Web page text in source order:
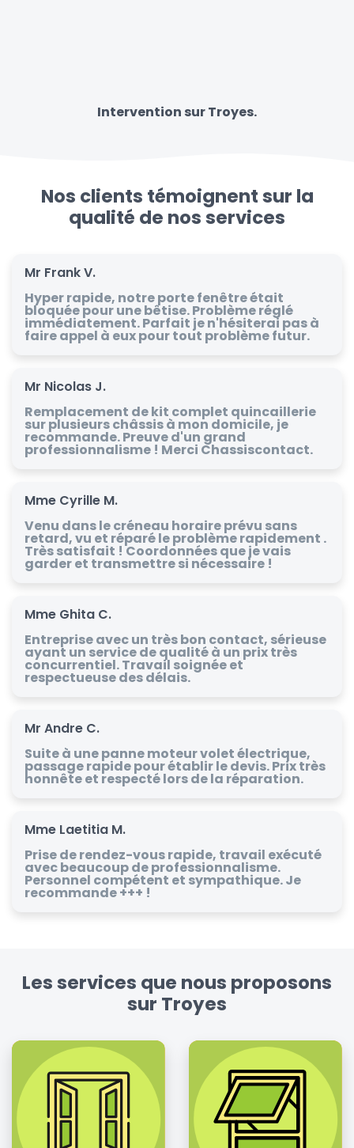
Intervention sur Troyes.
Nos clients témoignent sur la
qualité de nos services
Mr Frank V.
Hyper rapide, notre porte fenêtre était
bloquée pour une bêtise. Problème réglé
immédiatement. Parfait je n'hésiterai pas à
faire appel à eux pour tout problème futur.
Mr Nicolas J.
Remplacement de kit complet quincaillerie
sur plusieurs châssis à mon domicile, je
recommande. Preuve d'un grand
professionnalisme ! Merci Chassiscontact.
Mme Cyrille M.
Venu dans le créneau horaire prévu sans
retard, vu et réparé le problème rapidement .
Très satisfait ! Coordonnées que je vais
garder et transmettre si nécessaire !
Mme Ghita C.
Entreprise avec un très bon contact, sérieuse
ayant un service de qualité à un prix très
concurrentiel. Travail soignée et
respectueuse des délais.
Mr Andre C.
Suite à une panne moteur volet électrique,
passage rapide pour établir le devis. Prix très
honnête et respecté lors de la réparation.
Mme Laetitia M.
Prise de rendez-vous rapide, travail exécuté
avec beaucoup de professionnalisme.
Personnel compétent et sympathique. Je
recommande +++ !
Les services que nous proposons
sur Troyes